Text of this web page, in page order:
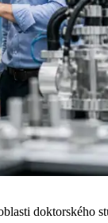
doktorského